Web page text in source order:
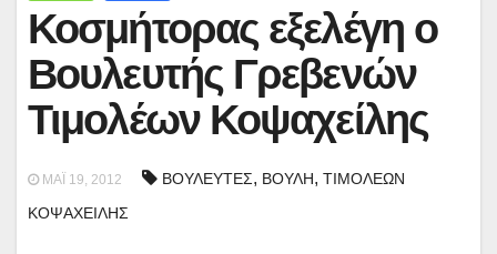
Κοσμήτορας εξελέγη ο
Βουλευτής Γρεβενών
Τιμολέων Κοψαχείλης
ΜΆΙ 19, 2012 ΒΟΥΛΕΥΤΕΣ, ΒΟΥΛΗ, ΤΙΜΟΛΕΩΝ
ΚΟΨΑΧΕΙΛΗΣ